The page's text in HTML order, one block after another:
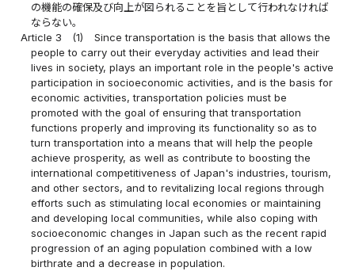
の機能の確保及び向上が図られることを旨として行われなければ
ならない。
Article 3
(1)
Since transportation is the basis that allows the
people to carry out their everyday activities and lead their
lives in society, plays an important role in the people's active
participation in socioeconomic activities, and is the basis for
economic activities, transportation policies must be
promoted with the goal of ensuring that transportation
functions properly and improving its functionality so as to
turn transportation into a means that will help the people
achieve prosperity, as well as contribute to boosting the
international competitiveness of Japan's industries, tourism,
and other sectors, and to revitalizing local regions through
efforts such as stimulating local economies or maintaining
and developing local communities, while also coping with
socioeconomic changes in Japan such as the recent rapid
progression of an aging population combined with a low
birthrate and a decrease in population.